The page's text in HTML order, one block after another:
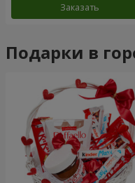
Заказать
Подарки в